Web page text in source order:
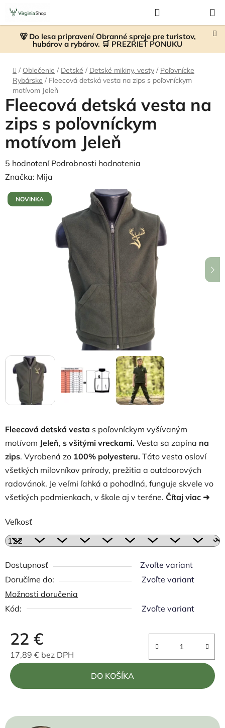
Prejsť
obsah
🐻 Do lesa pripravení Obranné spreje pre turistov,
hubárov a rybárov. 🛒 PREZRIEŤ PONUKU
KOŠÍK
Domov
/ Oblečenie / Detské / Detské mikiny, vesty / Poľovnícke
Rybárske / Fleecová detská vesta na zips s poľovníckym
motívom Jeleň
Fleecová detská vesta s poľovníckym vyšívaným
motívom Jeleň, s všitými vreckami. Vesta sa zapína na
zips. Vyrobená zo 100% polyesteru. Táto vesta osloví
všetkých milovníkov prírody, prežitia a outdoorových
radovánok. Je veľmi ľahká a pohodlná, funguje skvele vo
všetkých podmienkach, v škole aj v teréne. Čítaj viac ➜
Veľkosť
Dostupnosť
Zvoľte variant
Zvoľte variant
Možnosti doručenia
Kód:
Zvoľte variant
22 €
17,89 € bez DPH
Jednotková cena:
DO KOŠÍKA
Fleecová detská vesta na
zips s poľovníckym
motívom Jeleň
Priemerné
hodnotenie
produktu
je
5 hodnotení Podrobnosti hodnotenia
Značka: Mija
NOVINKA